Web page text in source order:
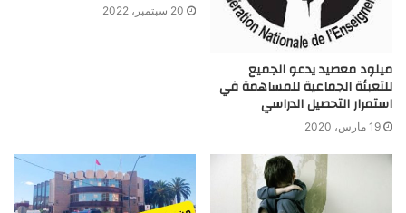
ميلود معصيد يدعو الجميع
للتعبئة الجماعية للمساهمة في
استمرار التحصيل الدراسي
19 مارس، 2020
20 سبتمبر، 2022